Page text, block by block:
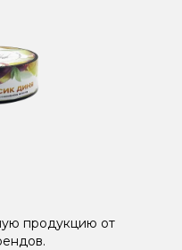
продукцию от